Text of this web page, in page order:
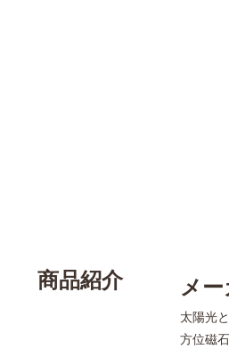
商品紹介 メー
太陽光
方位磁